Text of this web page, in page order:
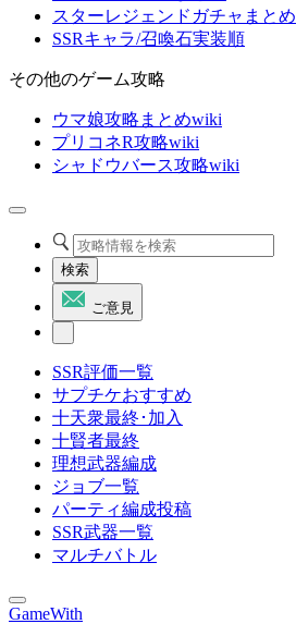
スターレジェンドガチャまとめ
SSRキャラ/召喚石実装順
その他のゲーム攻略
ウマ娘攻略まとめwiki
プリコネR攻略wiki
シャドウバース攻略wiki
検索
ご意見
SSR評価一覧
サプチケおすすめ
十天衆最終･加入
十賢者最終
理想武器編成
ジョブ一覧
パーティ編成投稿
SSR武器一覧
マルチバトル
GameWith